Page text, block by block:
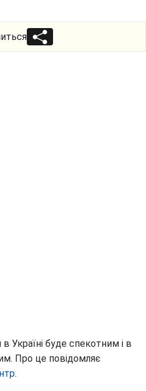
Україні буде спекотним і в
Про це повідомляє
.